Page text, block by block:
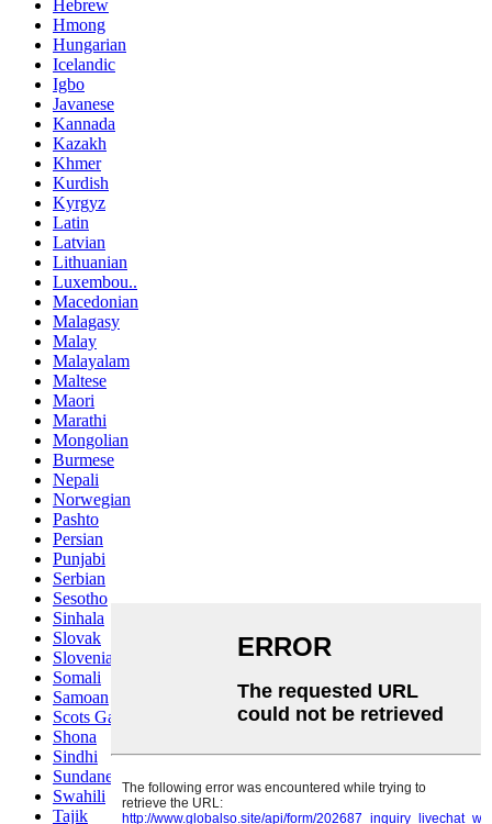
Hebrew
Hmong
Hungarian
Icelandic
Igbo
Javanese
Kannada
Kazakh
Khmer
Kurdish
Kyrgyz
Latin
Latvian
Lithuanian
Luxembou..
Macedonian
Malagasy
Malay
Malayalam
Maltese
Maori
Marathi
Mongolian
Burmese
Nepali
Norwegian
Pashto
Persian
Punjabi
Serbian
Sesotho
Sinhala
Slovak
Slovenian
Somali
Samoan
Scots Gaelic
Shona
Sindhi
Sundanese
Swahili
Tajik